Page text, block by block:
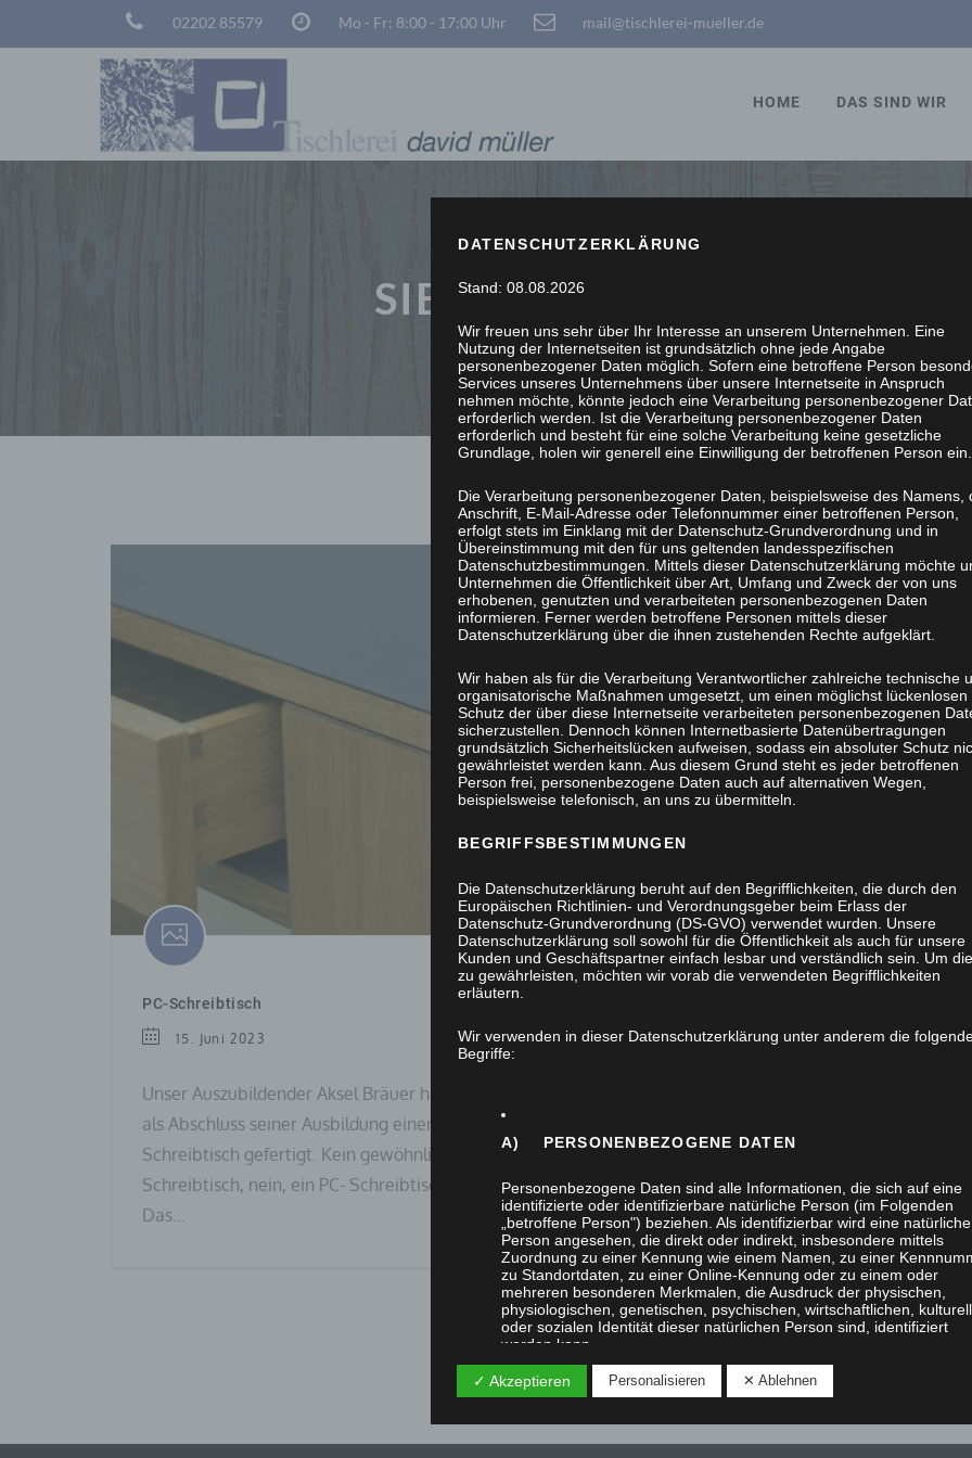
02202 85579 Mo - Fr: 8:00 - 17:00 Uhr mail@tischlerei-mueller.de
HOME DAS SIND WIR
SIE STÖBERN, WIR
PC-Schreibtisch
15. Juni 2023
Unser Auszubildender Aksel Bräuer hat
als Abschluss seiner Ausbildung einen
Schreibtisch gefertigt. Kein gewöhnlicher
Schreibtisch, nein, ein PC- Schreibtisch.
Das…
DATENSCHUTZERKLÄRUNG
Stand: 08.08.2026
Wir freuen uns sehr über Ihr Interesse an unserem Unternehmen. Eine
Nutzung der Internetseiten ist grundsätzlich ohne jede Angabe
personenbezogener Daten möglich. Sofern eine betroffene Person
Services unseres Unternehmens über unsere Internetseite in Anspruch
nehmen möchte, könnte jedoch eine Verarbeitung personenbezogener
erforderlich werden. Ist die Verarbeitung personenbezogener Daten
erforderlich und besteht für eine solche Verarbeitung keine gesetzliche
Grundlage, holen wir generell eine Einwilligung der betroffenen Person ein.
Die Verarbeitung personenbezogener Daten, beispielsweise des Namens,
Anschrift, E-Mail-Adresse oder Telefonnummer einer betroffenen Person,
erfolgt stets im Einklang mit der Datenschutz-Grundverordnung und in
Übereinstimmung mit den für uns geltenden landesspezifischen
Datenschutzbestimmungen. Mittels dieser Datenschutzerklärung möchte
Unternehmen die Öffentlichkeit über Art, Umfang und Zweck der von uns
erhobenen, genutzten und verarbeiteten personenbezogenen Daten
informieren. Ferner werden betroffene Personen mittels dieser
Datenschutzerklärung über die ihnen zustehenden Rechte aufgeklärt.
Wir haben als für die Verarbeitung Verantwortlicher zahlreiche technische
organisatorische Maßnahmen umgesetzt, um einen möglichst lückenlosen
Schutz der über diese Internetseite verarbeiteten personenbezogenen
sicherzustellen. Dennoch können Internetbasierte Datenübertragungen
grundsätzlich Sicherheitslücken aufweisen, sodass ein absoluter Schutz
gewährleistet werden kann. Aus diesem Grund steht es jeder betroffenen
Person frei, personenbezogene Daten auch auf alternativen Wegen,
beispielsweise telefonisch, an uns zu übermitteln.
BEGRIFFSBESTIMMUNGEN
Die Datenschutzerklärung beruht auf den Begrifflichkeiten, die durch den
Europäischen Richtlinien- und Verordnungsgeber beim Erlass der
Datenschutz-Grundverordnung (DS-GVO) verwendet wurden. Unsere
Datenschutzerklärung soll sowohl für die Öffentlichkeit als auch für unsere
Kunden und Geschäftspartner einfach lesbar und verständlich sein. Um
zu gewährleisten, möchten wir vorab die verwendeten Begrifflichkeiten
erläutern.
Wir verwenden in dieser Datenschutzerklärung unter anderem die
Begriffe:
A) PERSONENBEZOGENE DATEN
Personenbezogene Daten sind alle Informationen, die sich auf eine
identifizierte oder identifizierbare natürliche Person (im Folgenden
„betroffene Person") beziehen. Als identifizierbar wird eine natürliche
Person angesehen, die direkt oder indirekt, insbesondere mittels
Zuordnung zu einer Kennung wie einem Namen, zu einer
zu Standortdaten, zu einer Online-Kennung oder zu einem oder
mehreren besonderen Merkmalen, die Ausdruck der physischen,
physiologischen, genetischen, psychischen, wirtschaftlichen,
oder sozialen Identität dieser natürlichen Person sind, identifiziert
werden kann.
✓ Akzeptieren Personalisieren ✕ Ablehnen